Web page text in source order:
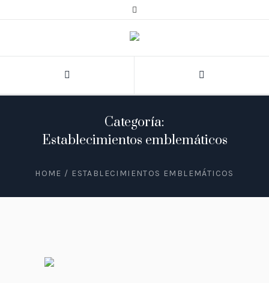
Categoría:
Establecimientos emblemáticos
HOME / ESTABLECIMIENTOS EMBLEMÁTICOS